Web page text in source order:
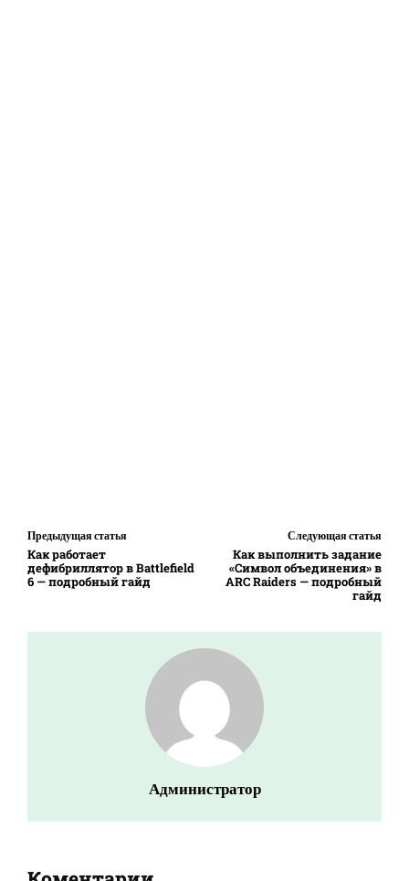
Предыдущая статья
Как работает
дефибриллятор в Battlefield
6 — подробный гайд
Следующая статья
Как выполнить задание
«Символ объединения» в
ARC Raiders — подробный
гайд
Администратор